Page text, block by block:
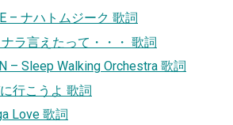
– ナハトムジーク 歌詞
ラ言えたって・・・ 歌詞
– Sleep Walking Orchestra 歌詞
行こうよ 歌詞
Love 歌詞